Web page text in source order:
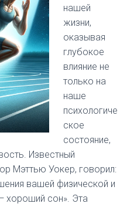
нашей
жизни,
оказывая
глубокое
влияние не
только на
наше
психологиче
ское
состояние,
Известный
Мэттью Уокер, говорил:
вашей физической и
хороший сон». Эта